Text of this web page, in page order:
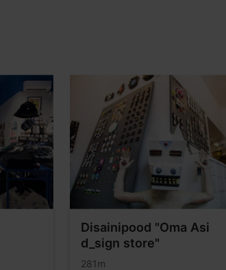
Disainipood "Oma Asi
d_sign store"
281m